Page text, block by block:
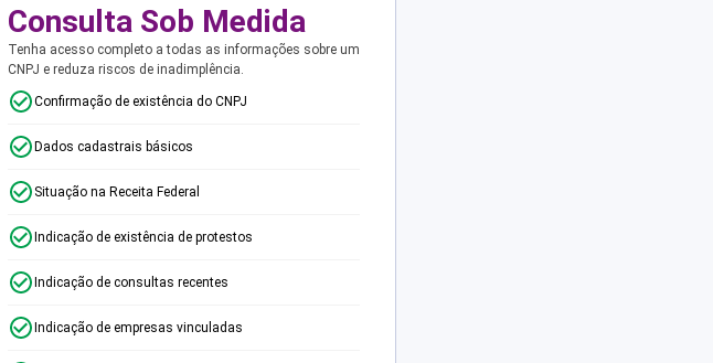
Consulta Sob Medida
Tenha acesso completo a todas as informações sobre um
CNPJ e reduza riscos de inadimplência.
Confirmação de existência do CNPJ
Dados cadastrais básicos
Situação na Receita Federal
Indicação de existência de protestos
Indicação de consultas recentes
Indicação de empresas vinculadas